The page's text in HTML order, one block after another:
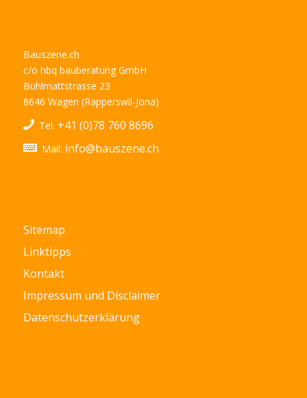
Bauszene.ch
c/o hbq bauberatung GmbH
Bühlmattstrasse 23
8646 Wagen (Rapperswil-Jona)
Tel. +41 (0)78 760 8696
Mail: info@bauszene.ch
Sitemap
Linktipps
Kontakt
Impressum und Disclaimer
Datenschutzerklärung